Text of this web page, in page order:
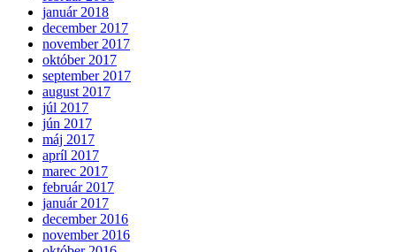
január 2018
december 2017
november 2017
október 2017
september 2017
august 2017
júl 2017
jún 2017
máj 2017
apríl 2017
marec 2017
február 2017
január 2017
december 2016
november 2016